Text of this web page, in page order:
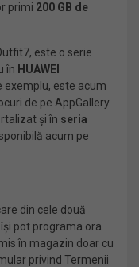
primi 200 GB de
este o serie
în HUAWEI
exemplu, este acum
de pe AppGallery
și în seria
acum pe
din cele două
pot programa ora
în magazin doar cu
privind Termenii